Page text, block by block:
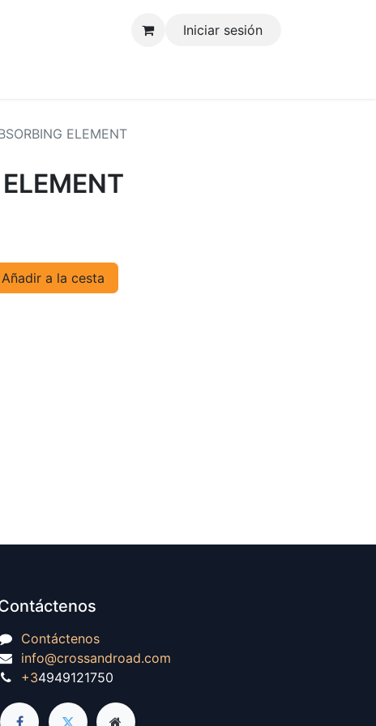
Iniciar sesión
ELEMENT
Añadir a la cesta
Contáctenos
info@crossandroad.com
+34949121750